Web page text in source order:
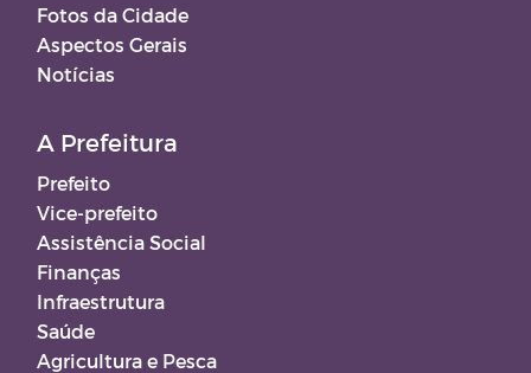
Fotos da Cidade
Aspectos Gerais
Notícias
A Prefeitura
Prefeito
Vice-prefeito
Assistência Social
Finanças
Infraestrutura
Saúde
Agricultura e Pesca